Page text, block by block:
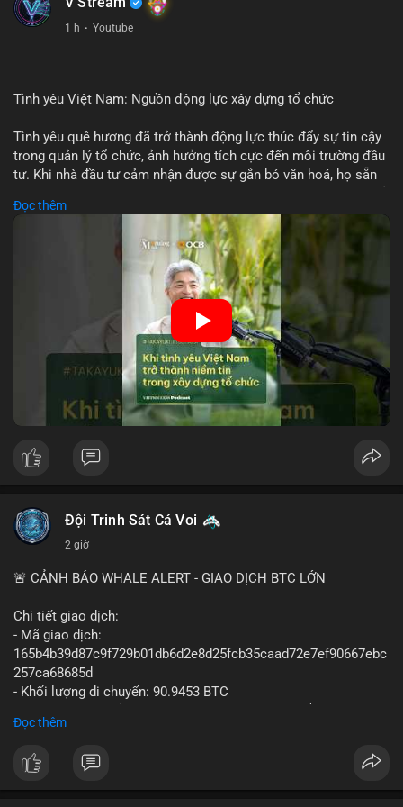
1 h · Youtube
Tình yêu Việt Nam: Nguồn động lực xây dựng tổ chức
Tình yêu quê hương đã trở thành động lực thúc đẩy sự tin cậy
trong quản lý tổ chức, ảnh hưởng tích cực đến môi trường đầu
tư. Khi nhà đầu tư cảm nhận được sự gắn bó văn hoá, họ sẵn
các công ty blockchain và tiền mã hoá. Sự tăng cường niềm
tin này giúp giảm rủi ro thị trường, cải thiện chi phí vốn và thúc
đẩy sự phát triển bền vững của ngành công nghệ tài chính. Các
nhà quản lý cần khai thác tinh thần này để xây dựng chiến lược
phát triển bền vững và thu hút vốn đầu tư.
🎥 Xem video trực tiếp tại:
Nguồn: VIETSUCCESS
Đọc thêm
Đội Trinh Sát Cá Voi
2 giờ
🚨 CẢNH BÁO WHALE ALERT - GIAO DỊCH BTC LỚN
Chi tiết giao dịch:
- Mã giao dịch:
165b4b39d87c9f729b01db6d2e8d25fcb35caad72e7ef90667ebc
257ca68685d
- Khối lượng di chuyển: 90.9453 BTC
USD)
Đọc thêm